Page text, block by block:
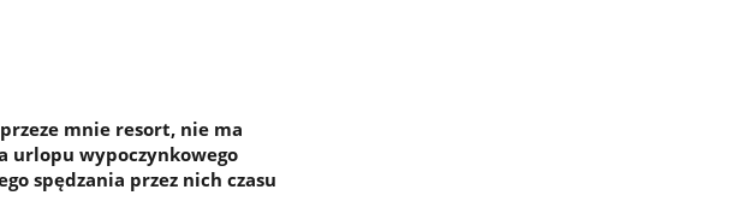
mnie resort, nie ma
urlopu wypoczynkowego
spędzania przez nich czasu